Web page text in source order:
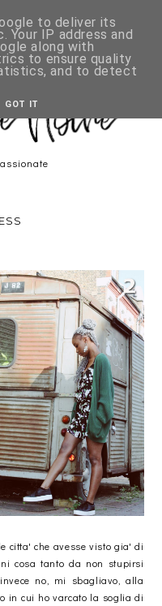
citta' che avesse visto gia' di
cosa tanto da non stupirsi
no, mi sbagliavo, alla
in cui ho varcato la soglia di
to deliver its
Your IP address and
along with
to ensure quality
and to detect
GOT IT